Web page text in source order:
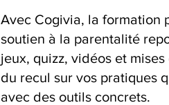
Avec Cogivia, la formation
soutien à la parentalité
jeux, quizz, vidéos et
du recul sur vos pratiques
avec des outils concrets.